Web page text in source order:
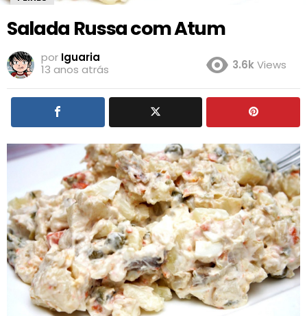
Salada Russa com Atum
por Iguaria
13 anos atrás
3.6kViews